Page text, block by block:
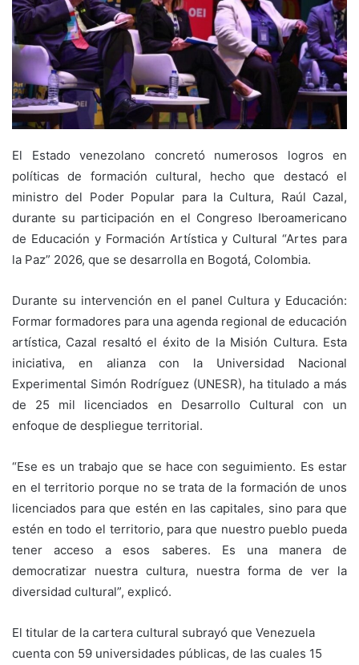
El Estado venezolano concretó numerosos logros en
políticas de formación cultural, hecho que destacó el
ministro del Poder Popular para la Cultura, Raúl Cazal,
durante su participación en el Congreso Iberoamericano
de Educación y Formación Artística y Cultural “Artes para
la Paz” 2026, que se desarrolla en Bogotá, Colombia.
Durante su intervención en el panel Cultura y Educación:
Formar formadores para una agenda regional de educación
artística, Cazal resaltó el éxito de la Misión Cultura. Esta
iniciativa, en alianza con la Universidad Nacional
Experimental Simón Rodríguez (UNESR), ha titulado a más
de 25 mil licenciados en Desarrollo Cultural con un
enfoque de despliegue territorial.
“Ese es un trabajo que se hace con seguimiento. Es estar
en el territorio porque no se trata de la formación de unos
licenciados para que estén en las capitales, sino para que
estén en todo el territorio, para que nuestro pueblo pueda
tener acceso a esos saberes. Es una manera de
democratizar nuestra cultura, nuestra forma de ver la
diversidad cultural”, explicó.
El titular de la cartera cultural subrayó que Venezuela
cuenta con 59 universidades públicas, de las cuales 15